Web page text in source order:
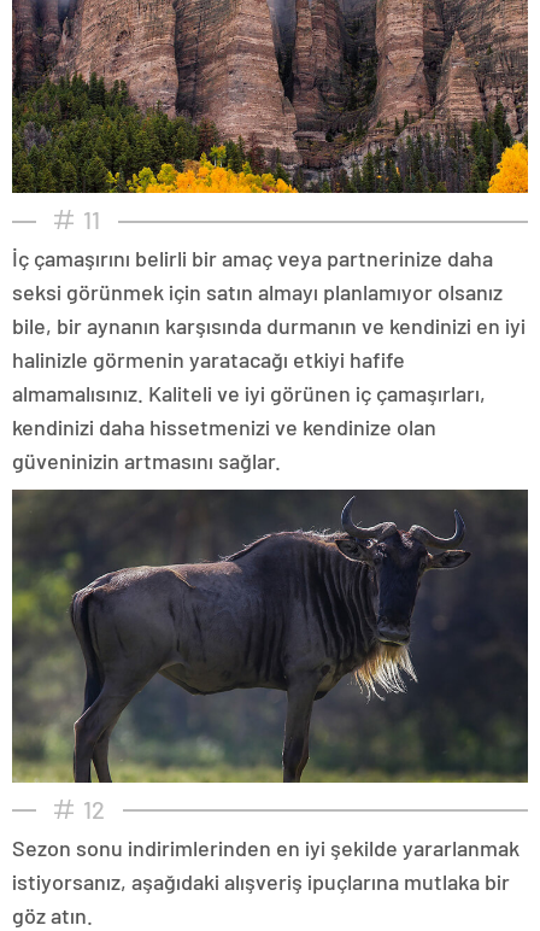
11
İç çamaşırını belirli bir amaç veya partnerinize daha
seksi görünmek için satın almayı planlamıyor olsanız
bile, bir aynanın karşısında durmanın ve kendinizi en iyi
halinizle görmenin yaratacağı etkiyi hafife
almamalısınız. Kaliteli ve iyi görünen iç çamaşırları,
kendinizi daha hissetmenizi ve kendinize olan
güveninizin artmasını sağlar.
12
Sezon sonu indirimlerinden en iyi şekilde yararlanmak
istiyorsanız, aşağıdaki alışveriş ipuçlarına mutlaka bir
göz atın.